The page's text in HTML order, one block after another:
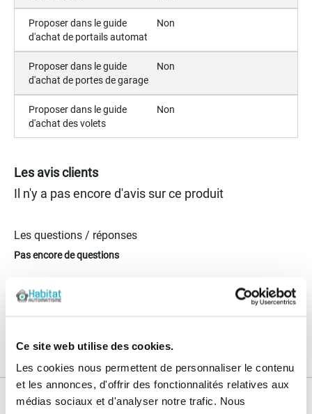
Ce site web utilise des cookies.
Les cookies nous permettent de personnaliser le contenu
et les annonces, d'offrir des fonctionnalités relatives aux
médias sociaux et d'analyser notre trafic. Nous
Proposer dans le guide
d'achat de portails automat
Non
Proposer dans le guide
d'achat de portes de garage
Non
Proposer dans le guide
d'achat des volets
Non
Les avis clients
Il n'y a pas encore d'avis sur ce produit
Les questions / réponses
Pas encore de questions
Nos services